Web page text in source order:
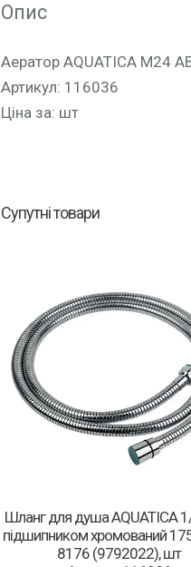
Опис
Аератор AQUATICA M24
Артикул: 116036
Ціна за: шт
Супутні товари
Шланг для душа AQUATICA
підшипником хромований
8176 (9792022), шт